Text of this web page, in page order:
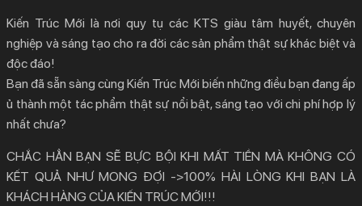
Kiến Trúc Mới là nơi quy tụ các KTS giàu tâm huyết, chuyên
nghiệp và sáng tạo cho ra đời các sản phẩm thật sự khác biệt và
độc đáo!
Bạn đã sẵn sàng cùng Kiến Trúc Mới biến những điều bạn đang ấp
ủ thành một tác phẩm thật sự nổi bật, sáng tạo với chi phí hợp lý
nhất chưa?
CHẮC HẲN BẠN SẼ BỰC BỘI KHI MẤT TIỀN MÀ KHÔNG CÓ
KẾT QUẢ NHƯ MONG ĐỢI ->100% HÀI LÒNG KHI BẠN LÀ
KHÁCH HÀNG CỦA KIẾN TRÚC MỚI!!!